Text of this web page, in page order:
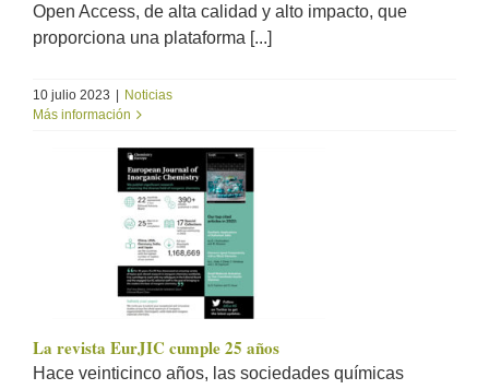
Open Access, de alta calidad y alto impacto, que
proporciona una plataforma [...]
10 julio 2023 | Noticias
Más información
La revista EurJIC cumple 25 años
Hace veinticinco años, las sociedades químicas